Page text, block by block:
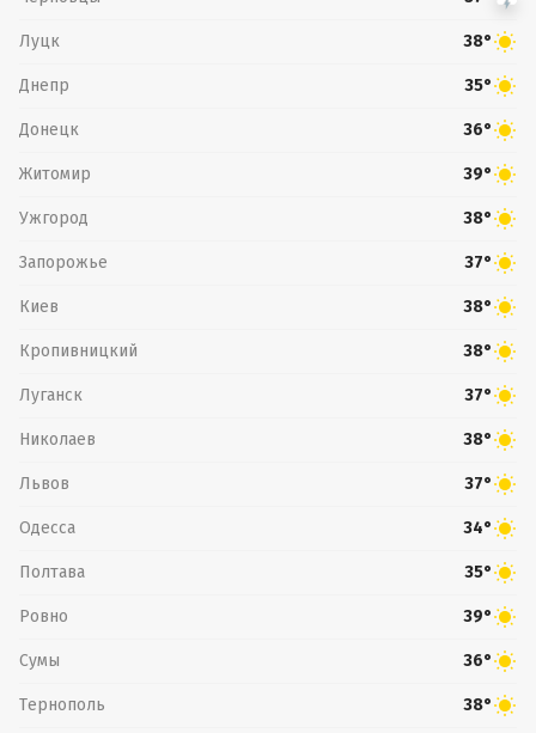
Луцк 38°
Днепр 35°
Донецк 36°
Житомир 39°
Ужгород 38°
Запорожье 37°
Киев 38°
Кропивницкий 38°
Луганск 37°
Николаев 38°
Львов 37°
Одесса 34°
Полтава 35°
Ровно 39°
Сумы 36°
Тернополь 38°